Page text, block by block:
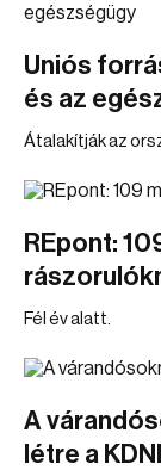
Uniós
és az
Átalakítják az
REpont:
Fél év alatt.
A
létre a